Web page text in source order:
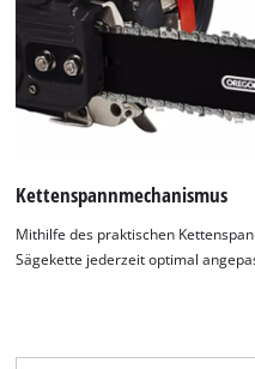
to the
Kettenspannmechanismus
Mithilfe des praktischen
Sägekette jederzeit optimal